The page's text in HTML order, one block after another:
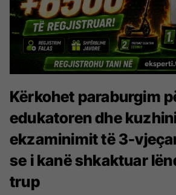
Kërkohet paraburgim
edukatoren dhe
ekzaminimit të 3-
se i kanë shkaktuar
trup